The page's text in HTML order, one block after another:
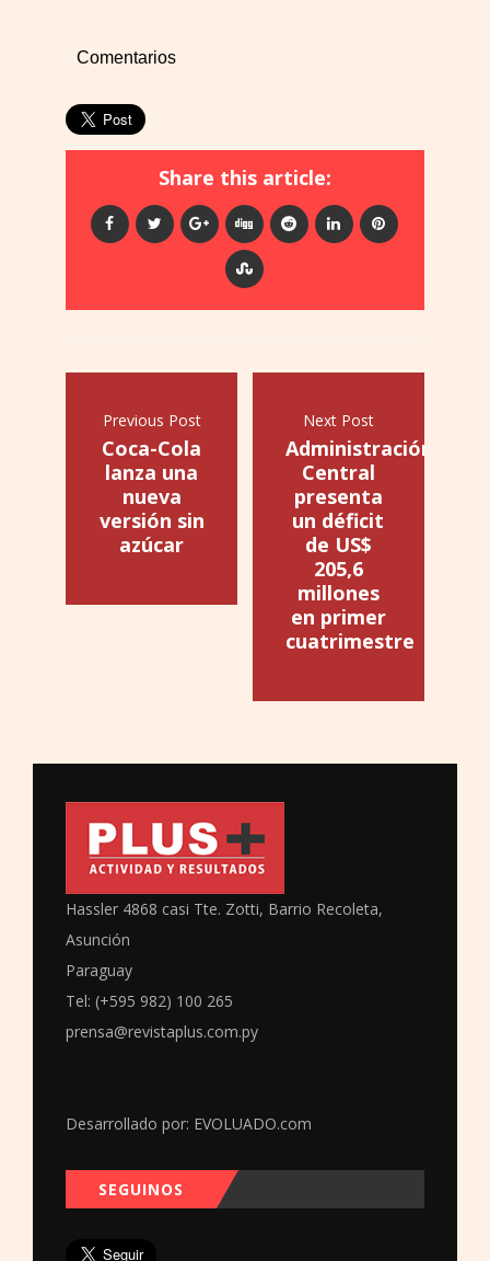
Comentarios
Share this article:
Previous Post
Coca-Cola
lanza una
nueva
versión sin
azúcar
Next Post
Administración
Central
presenta
un déficit
de US$
205,6
millones
en primer
cuatrimestre
Hassler 4868 casi Tte. Zotti, Barrio Recoleta,
Asunción
Paraguay
Tel: (+595 982) 100 265
prensa@revistaplus.com.py
Desarrollado por: EVOLUADO.com
SEGUINOS